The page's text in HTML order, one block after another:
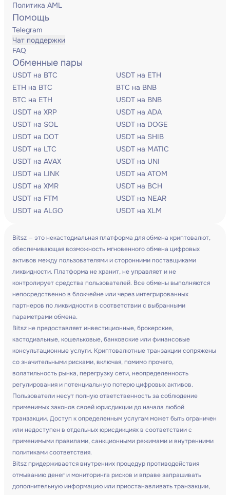
Политика AML
Помощь
Telegram
Чат поддержки
FAQ
Обменные пары
USDT на BTC
USDT на ETH
ETH на BTC
BTC на BNB
BTC на ETH
USDT на BNB
USDT на XRP
USDT на ADA
USDT на SOL
USDT на DOGE
USDT на DOT
USDT на SHIB
USDT на LTC
USDT на MATIC
USDT на AVAX
USDT на UNI
USDT на LINK
USDT на ATOM
USDT на XMR
USDT на BCH
USDT на FTM
USDT на NEAR
USDT на ALGO
USDT на XLM
Bitsz — это некастодиальная платформа для обмена криптовалют,
обеспечивающая возможность мгновенного обмена цифровых
активов между пользователями и сторонними поставщиками
ликвидности. Платформа не хранит, не управляет и не
контролирует средства пользователей. Все обмены выполняются
непосредственно в блокчейне или через интегрированных
партнеров по ликвидности в соответствии с выбранными
параметрами обмена.
Bitsz не предоставляет инвестиционные, брокерские,
кастодиальные, кошельковые, банковские или финансовые
консультационные услуги. Криптовалютные транзакции сопряжены
со значительными рисками, включая, помимо прочего,
волатильность рынка, перегрузку сети, неопределенность
регулирования и потенциальную потерю цифровых активов.
Пользователи несут полную ответственность за соблюдение
применимых законов своей юрисдикции до начала любой
транзакции. Доступ к определенным услугам может быть ограничен
или недоступен в отдельных юрисдикциях в соответствии с
применимыми правилами, санкционными режимами и внутренними
политиками соответствия.
Bitsz придерживается внутренних процедур противодействия
отмыванию денег и мониторинга рисков и вправе запрашивать
дополнительную информацию или приостанавливать транзакции,